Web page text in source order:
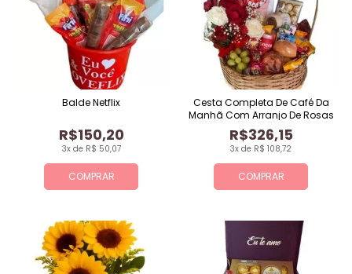
COMPRAR
3x de R$ 50,07
R$150,20
Balde Netflix
COMPRAR
3x de R$ 108,72
R$326,15
Cesta Completa De Café Da
Manhã Com Arranjo De Rosas